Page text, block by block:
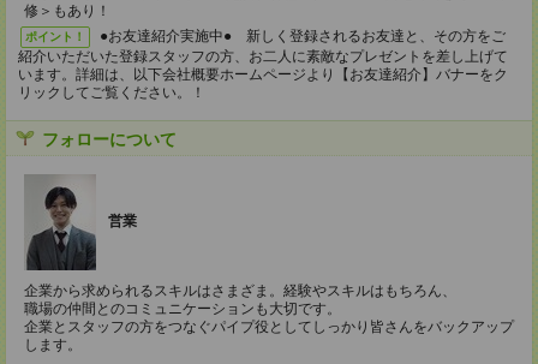
修＞もあり！
ポイント！
●お友達紹介実施中● 新しく登録されるお友達と、その方をご
紹介いただいた登録スタッフの方、お二人に素敵なプレゼントを差し上げて
います。詳細は、以下会社概要ホームページより【お友達紹介】バナーをク
リックしてご覧ください。！
フォローについて
営業
企業から求められるスキルはさまざま。経験やスキルはもちろん、
職場の仲間とのコミュニケーションも大切です。
企業とスタッフの方をつなぐパイプ役としてしっかり皆さんをバックアップ
します。